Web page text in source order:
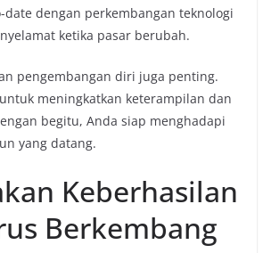
date dengan perkembangan teknologi
ketika pasar berubah.
pengembangan diri juga penting.
meningkatkan keterampilan dan
begitu, Anda siap menghadapi
yang datang.
Keberhasilan
Berkembang